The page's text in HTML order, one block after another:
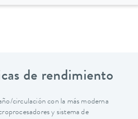
de rendimiento
circulación con la más moderna
y sistema de